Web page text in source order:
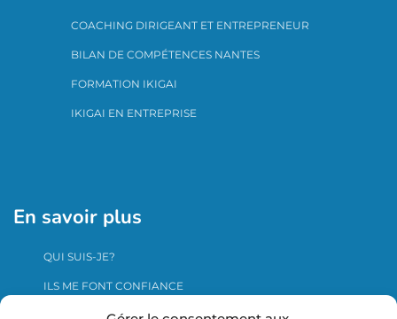
COACHING DIRIGEANT ET ENTREPRENEUR
BILAN DE COMPÉTENCES NANTES
FORMATION IKIGAI
IKIGAI EN ENTREPRISE
En savoir plus
QUI SUIS-JE?
ILS ME FONT CONFIANCE
ME CONTACTER